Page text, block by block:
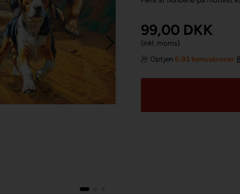
99,00 DKK
(inkl. moms)
Optjen 6.93 bonuskroner